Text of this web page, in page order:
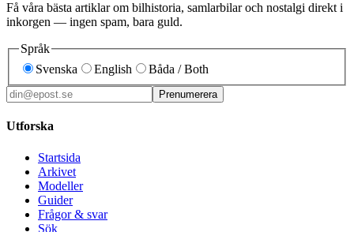
Få våra bästa artiklar om bilhistoria, samlarbilar och nostalgi direkt i
inkorgen — ingen spam, bara guld.
Språk
Svenska
English Båda / Both
Prenumerera
Utforska
Startsida
Arkivet
Modeller
Guider
Frågor & svar
Sök